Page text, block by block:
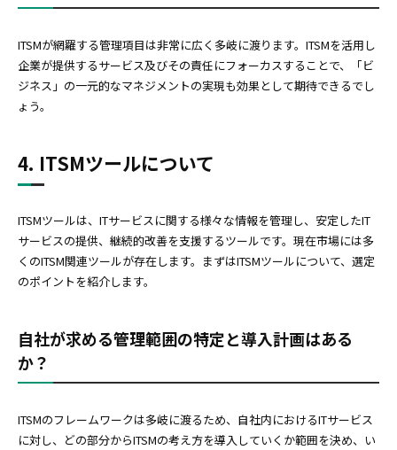
ITSMが網羅する管理項目は非常に広く多岐に渡ります。ITSMを活用し
企業が提供するサービス及びその責任にフォーカスすることで、「ビ
ジネス」の一元的なマネジメントの実現も効果として期待できるでし
ょう。
4. ITSMツールについて
ITSMツールは、ITサービスに関する様々な情報を管理し、安定したIT
サービスの提供、継続的改善を支援するツールです。現在市場には多
くのITSM関連ツールが存在します。まずはITSMツールについて、選定
のポイントを紹介します。
自社が求める管理範囲の特定と導入計画はある
か？
ITSMのフレームワークは多岐に渡るため、自社内におけるITサービス
に対し、どの部分からITSMの考え方を導入していくか範囲を決め、い